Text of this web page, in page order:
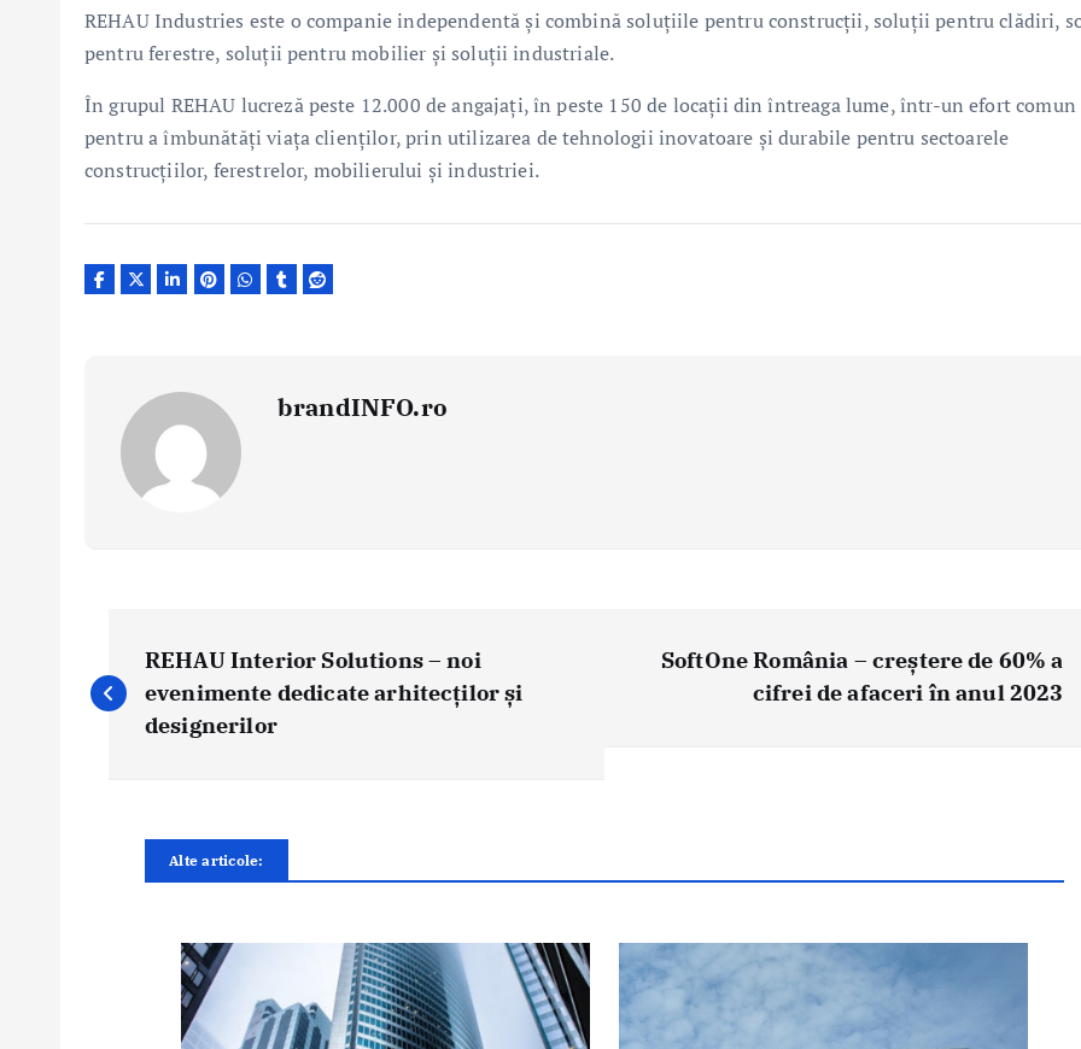
REHAU Industries este o companie independentă și combină soluțiile pentru construcții, soluții pentru clădiri,
pentru ferestre, soluții pentru mobilier și soluții industriale.
În grupul REHAU lucreză peste 12.000 de angajați, în peste 150 de locații din întreaga lume, într-un efort comun
pentru a îmbunătăți viața clienților, prin utilizarea de tehnologii inovatoare și durabile pentru sectoarele
construcțiilor, ferestrelor, mobilierului și industriei.
brandINFO.ro
v
REHAU Interior Solutions – noi
evenimente dedicate arhitecților și
designerilor
SoftOne România – creștere de 60% a
cifrei de afaceri în anul 2023
Alte articole: